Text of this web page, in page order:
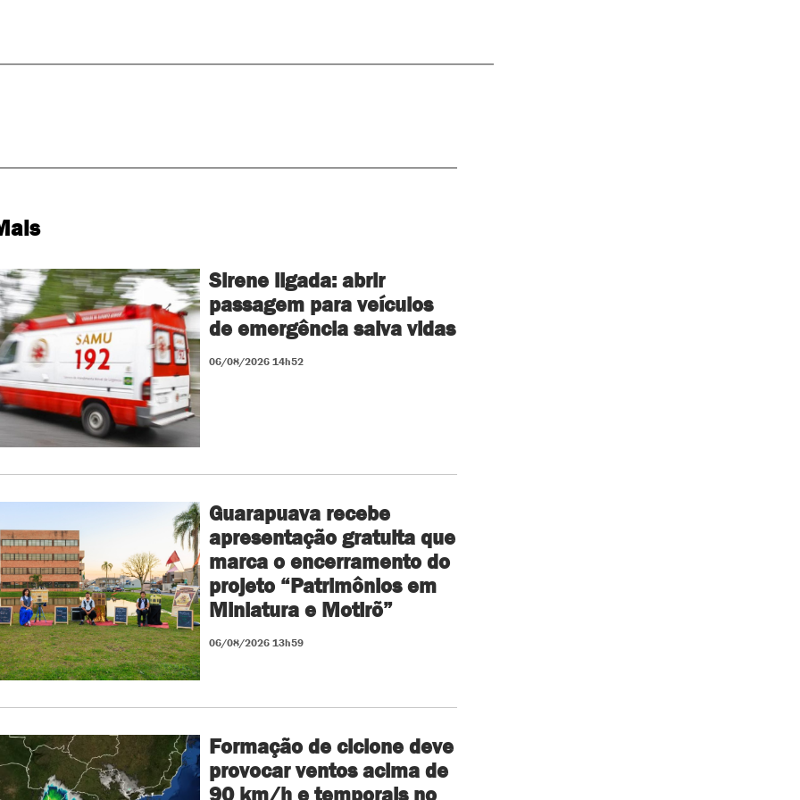
Sirene ligada: abrir
passagem para veículos
de emergência salva vidas
06/08/2026 14h52
Guarapuava recebe
apresentação gratuita que
marca o encerramento do
projeto “Patrimônios em
Miniatura e Motirõ”
06/08/2026 13h59
Formação de ciclone deve
provocar ventos acima de
90 km/h e temporais no